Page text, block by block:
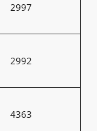
2997
2992
4363